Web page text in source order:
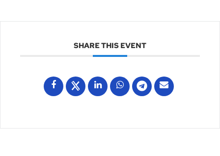
SHARE THIS EVENT